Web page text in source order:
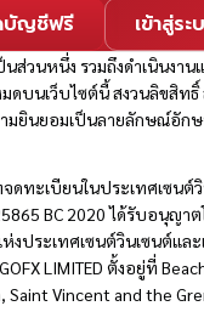
บัญชีฟรี เข้าสู่ระ
นส่วนหนึ่ง รวมถึงดำเนินงาน
มดบนเว็บไซต์นี้ สงวนลิขสิท
มยินยอมเป็นลายลักษณ์อักษร
จดทะเบียนในประเทศเซนต์
BC 2020 ได้รับอนุญา
งประเทศเซนต์วินเซนต์และ
LIMITED ตั้งอยู่ที่
Saint Vincent and the